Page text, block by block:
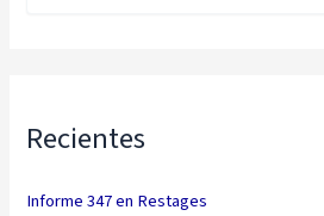
Recientes
Informe 347 en Restages